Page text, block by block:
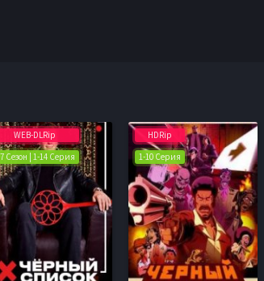
WEB-DLRip
Сезон | 1-14 Серия
HDRip
1-10 Серия